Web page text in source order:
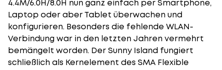
4.4M/6.0H/8.0H nun ganz einfach per Smartphone,
Laptop oder aber Tablet überwachen und
konfigurieren. Besonders die fehlende WLAN-
Verbindung war in den letzten Jahren vermehrt
bemängelt worden. Der Sunny Island fungiert
schließlich als Kernelement des SMA Flexible